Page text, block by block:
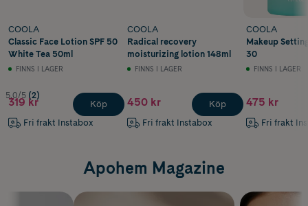
COOLA
Classic Face Lotion SPF 50
White Tea 50ml
FINNS I LAGER
5.0/5 (2)
319 kr
Fri frakt Instabox
Köp
COOLA
Radical recovery
moisturizing lotion 148ml
FINNS I LAGER
450 kr
Fri frakt Instabox
Köp
COOLA
Makeup
30
FINNS I LAGER
475 kr
Fri frakt
Apohem Magazine